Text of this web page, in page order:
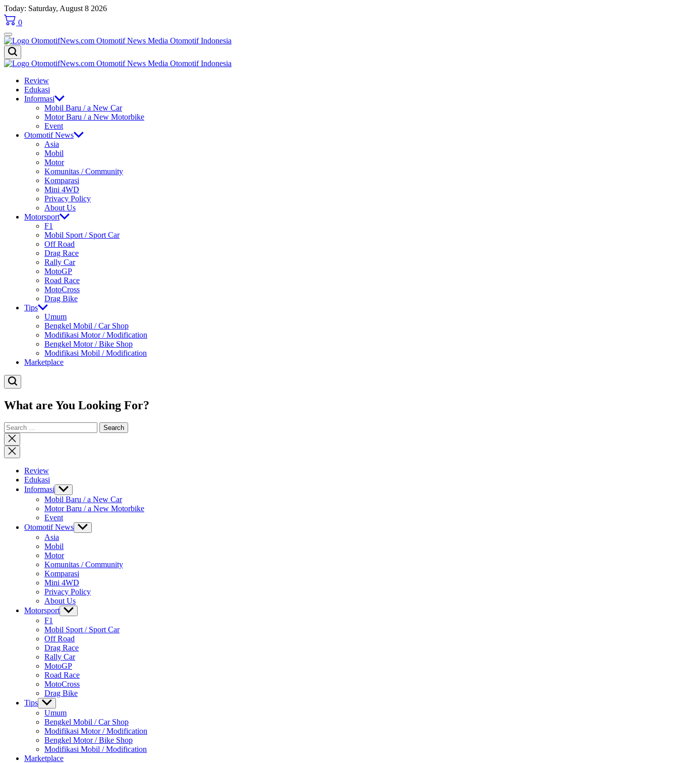
Skip
to
content
Today: Saturday, August 8 2026
0
OtomotifNews.com
OtomotifNews.com
Review
Edukasi
Informasi
Mobil Baru / a New Car
Motor Baru / a New Motorbike
Event
Otomotif News
Asia
Mobil
Motor
Komunitas / Community
Komparasi
Mini 4WD
Privacy Policy
About Us
Motorsport
F1
Mobil Sport / Sport Car
Off Road
Drag Race
Rally Car
MotoGP
Road Race
MotoCross
Drag Bike
Tips
Umum
Bengkel Mobil / Car Shop
Modifikasi Motor / Modification
Bengkel Motor / Bike Shop
Modifikasi Mobil / Modification
Marketplace
What are You Looking For?
Search
for:
Close
search
Review
Edukasi
Informasi Show
sub
menu
Mobil Baru / a New Car
Motor Baru / a New Motorbike
Event
Otomotif News Show
sub
Asia
Mobil
Motor
Komunitas / Community
Komparasi
Mini 4WD
Privacy Policy
About Us
Motorsport Show
sub
menu
F1
Mobil Sport / Sport Car
Off Road
Drag Race
Rally Car
MotoGP
Road Race
MotoCross
Drag Bike
Tips Show
sub
menu
Umum
Bengkel Mobil / Car Shop
Modifikasi Motor / Modification
Bengkel Motor / Bike Shop
Modifikasi Mobil / Modification
Marketplace